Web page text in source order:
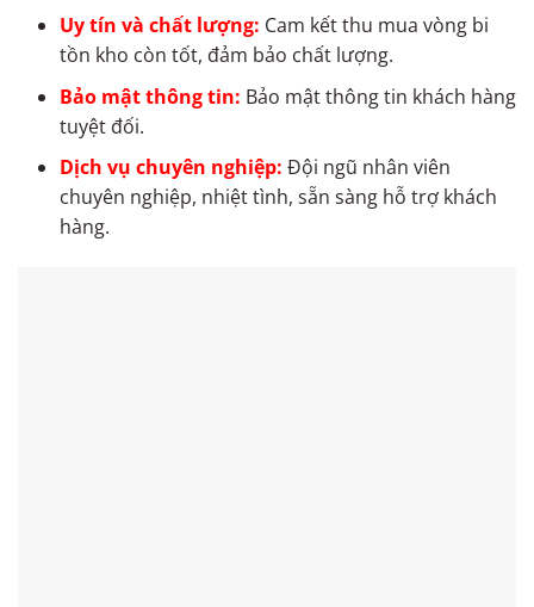
Uy tín và chất lượng: Cam kết thu mua vòng bi
tồn kho còn tốt, đảm bảo chất lượng.
Bảo mật thông tin: Bảo mật thông tin khách hàng
tuyệt đối.
Dịch vụ chuyên nghiệp: Đội ngũ nhân viên
chuyên nghiệp, nhiệt tình, sẵn sàng hỗ trợ khách
hàng.